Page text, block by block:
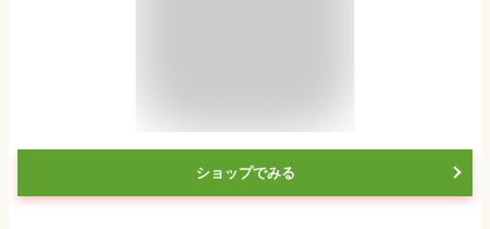
ショップでみる